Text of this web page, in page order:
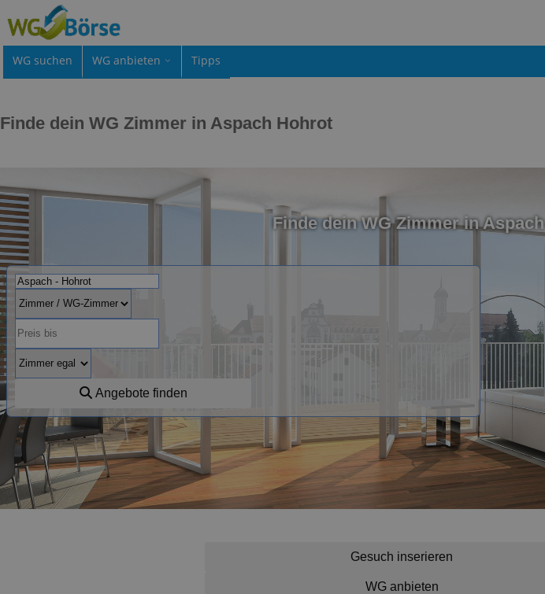
WG suchen WG anbieten Tipps
Finde dein WG Zimmer in Aspach Hohrot
Finde dein WG Zimmer in Aspach
Angebote finden
Gesuch inserieren
WG anbieten